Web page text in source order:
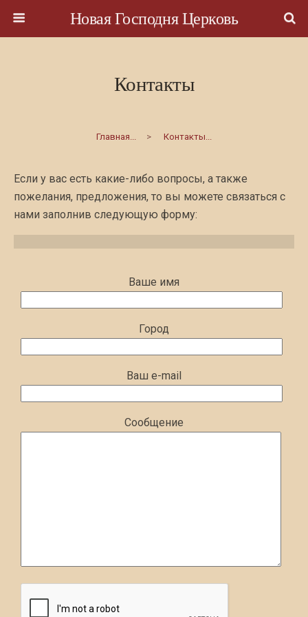
Новая Господня Церковь
Контакты
Главная... > Контакты...
Если у вас есть какие-либо вопросы, а также
пожелания, предложения, то вы можете связаться с
нами заполнив следующую форму:
Ваше имя
Город
Ваш e-mail
Сообщение